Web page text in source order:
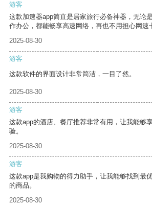
游客
这款加速器app简直是居家旅行必备神器，无论
作办公，都能畅享高速网络，再也不用担心网速
2025-08-30
游客
这款软件的界面设计非常简洁，一目了然。
2025-08-30
游客
这款app的酒店、餐厅推荐非常有用，让我能够
验。
2025-08-30
游客
这款app是我购物的得力助手，让我能够找到最
的商品。
2025-08-30